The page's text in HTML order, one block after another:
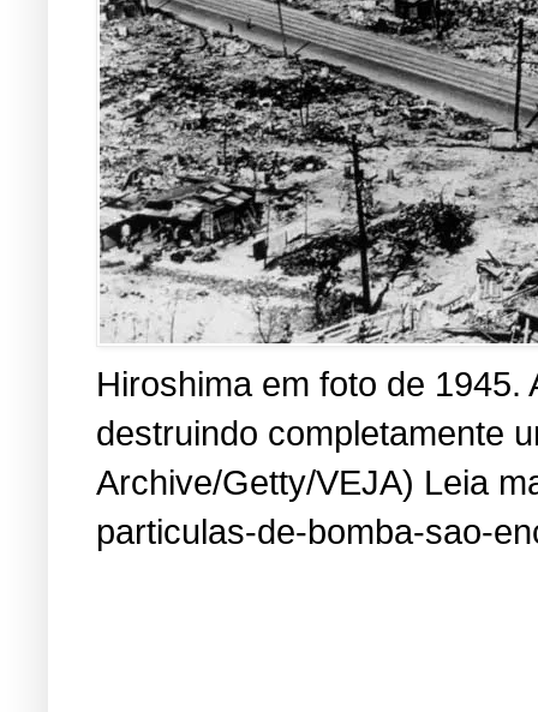
Hiroshima em foto de
destruindo completamente
Archive/Getty/VEJA) Leia
particulas-de-bomba-sao-